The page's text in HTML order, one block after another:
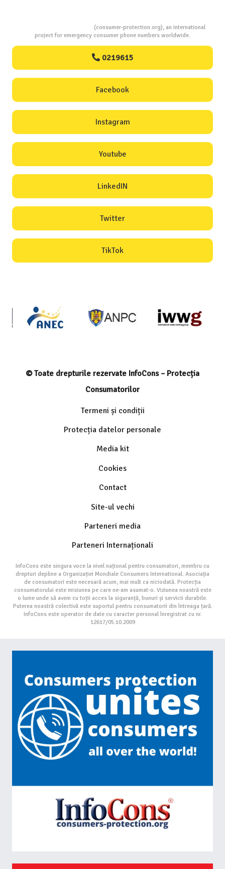
(consumer-protection.org), an international
project for emergency consumer phone numbers worldwide.
0219615
Facebook
Instagram
Youtube
LinkedIN
Twitter
TikTok
© Toate drepturile rezervate InfoCons – Protecția
Consumatorilor
Termeni și condiții
Protecția datelor personale
Media kit
Cookies
Contact
Site-ul vechi
Parteneri media
Parteneri Internaționali
InfoCons este singura voce la nivel național pentru consumatori, membru cu
drepturi depline a Organizației Mondiale Consumers International. Asociația
de consumatori este necesară acum, mai mult ca niciodată. Protecția
consumatorului este misiunea pe care ne-am asumat-o. Viziunea noastră este
o lume unde să avem cu toții acces la siguranță, bunuri și servicii durabile.
Puterea noastră colectivă este suportul pentru consumatorii din întreaga țară.
InfoCons este operator de date cu caracter personal înregistrat cu nr.
12617/05.10.2009